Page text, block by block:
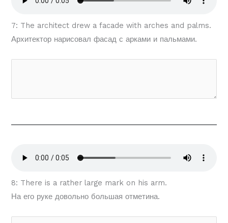
7: The architect drew a facade with arches and palms.
Архитектор нарисовал фасад с арками и пальмами.
8: There is a rather large mark on his arm.
На его руке довольно большая отметина.